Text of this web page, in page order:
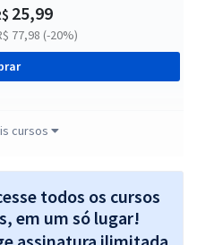
25,99
77,98 (-20%)
Inspetor da Polícia Judicial
à vista
35,33
105,98 (-20%)
cursos
todos os cursos
em um só lugar!